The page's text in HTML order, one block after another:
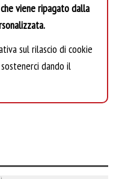
viene ripagato dalla
sul rilascio di cookie
dando il